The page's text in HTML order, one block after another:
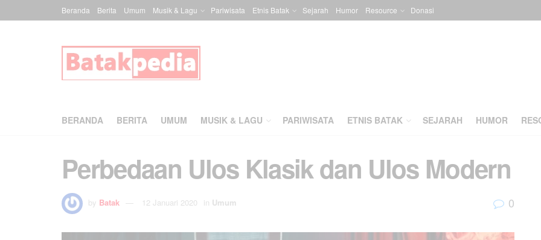
Beranda Berita Umum Musik & Lagu Pariwisata Etnis Batak Sejarah Humor Resource Donasi
BERANDA BERITA UMUM MUSIK & LAGU PARIWISATA ETNIS BATAK SEJARAH HUMOR
Perbedaan Ulos Klasik dan Ulos Modern
by Batak 12 Januari 2020 in Umum 0